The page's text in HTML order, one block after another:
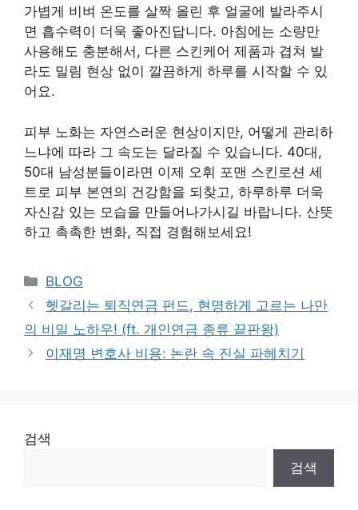
가볍게 비벼 온도를 살짝 올린 후 얼굴에 발라주시
면 흡수력이 더욱 좋아진답니다. 아침에는 소량만
사용해도 충분해서, 다른 스킨케어 제품과 겹쳐 발
라도 밀림 현상 없이 깔끔하게 하루를 시작할 수 있
어요.
피부 노화는 자연스러운 현상이지만, 어떻게 관리하
느냐에 따라 그 속도는 달라질 수 있습니다. 40대,
50대 남성분들이라면 이제 오휘 포맨 스킨로션 세
트로 피부 본연의 건강함을 되찾고, 하루하루 더욱
자신감 있는 모습을 만들어나가시길 바랍니다. 산뜻
하고 촉촉한 변화, 직접 경험해보세요!
Categories
BLOG
헷갈리는 퇴직연금 펀드, 현명하게 고르는 나만
의 비밀 노하우! (ft. 개인연금 종류 끝판왕)
이재명 변호사 비용: 논란 속 진실 파헤치기
검색
검색